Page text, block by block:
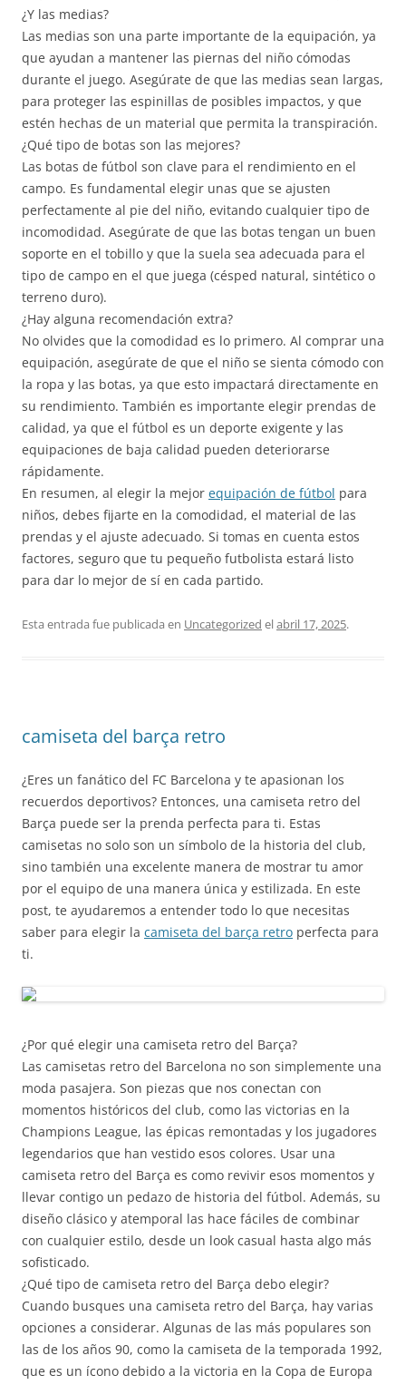
¿Y las medias?
Las medias son una parte importante de la equipación, ya
que ayudan a mantener las piernas del niño cómodas
durante el juego. Asegúrate de que las medias sean largas,
para proteger las espinillas de posibles impactos, y que
estén hechas de un material que permita la transpiración.
¿Qué tipo de botas son las mejores?
Las botas de fútbol son clave para el rendimiento en el
campo. Es fundamental elegir unas que se ajusten
perfectamente al pie del niño, evitando cualquier tipo de
incomodidad. Asegúrate de que las botas tengan un buen
soporte en el tobillo y que la suela sea adecuada para el
tipo de campo en el que juega (césped natural, sintético o
terreno duro).
¿Hay alguna recomendación extra?
No olvides que la comodidad es lo primero. Al comprar una
equipación, asegúrate de que el niño se sienta cómodo con
la ropa y las botas, ya que esto impactará directamente en
su rendimiento. También es importante elegir prendas de
calidad, ya que el fútbol es un deporte exigente y las
equipaciones de baja calidad pueden deteriorarse
rápidamente.
En resumen, al elegir la mejor equipación de fútbol para
niños, debes fijarte en la comodidad, el material de las
prendas y el ajuste adecuado. Si tomas en cuenta estos
factores, seguro que tu pequeño futbolista estará listo
para dar lo mejor de sí en cada partido.
Esta entrada fue publicada en Uncategorized elabril 17, 2025.
camiseta del barça retro
¿Eres un fanático del FC Barcelona y te apasionan los
recuerdos deportivos? Entonces, una camiseta retro del
Barça puede ser la prenda perfecta para ti. Estas
camisetas no solo son un símbolo de la historia del club,
sino también una excelente manera de mostrar tu amor
por el equipo de una manera única y estilizada. En este
post, te ayudaremos a entender todo lo que necesitas
saber para elegir la camiseta del barça retro perfecta para
ti.
¿Por qué elegir una camiseta retro del Barça?
Las camisetas retro del Barcelona no son simplemente una
moda pasajera. Son piezas que nos conectan con
momentos históricos del club, como las victorias en la
Champions League, las épicas remontadas y los jugadores
legendarios que han vestido esos colores. Usar una
camiseta retro del Barça es como revivir esos momentos y
llevar contigo un pedazo de historia del fútbol. Además, su
diseño clásico y atemporal las hace fáciles de combinar
con cualquier estilo, desde un look casual hasta algo más
sofisticado.
¿Qué tipo de camiseta retro del Barça debo elegir?
Cuando busques una camiseta retro del Barça, hay varias
opciones a considerar. Algunas de las más populares son
las de los años 90, como la camiseta de la temporada 1992,
que es un ícono debido a la victoria en la Copa de Europa